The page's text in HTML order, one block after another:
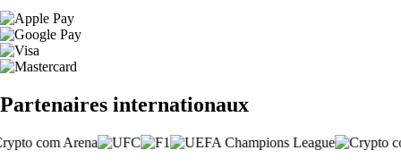
Partenaires internationaux